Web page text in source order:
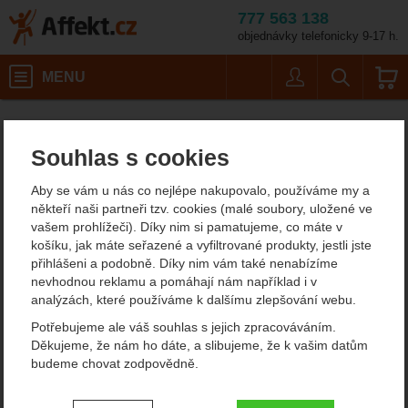
Souhlas s cookies
Aby se vám u nás co nejlépe nakupovalo, používáme my a
někteří naši partneři tzv. cookies (malé soubory, uložené ve
vašem prohlížeči). Díky nim si pamatujeme, co máte v
košíku, jak máte seřazené a vyfiltrované produkty, jestli jste
přihlášeni a podobně. Díky nim vám také nenabízíme
nevhodnou reklamu a pomáhají nám například i v
analýzách, které používáme k dalšímu zlepšování webu.
Potřebujeme ale váš souhlas s jejich zpracováváním.
Děkujeme, že nám ho dáte, a slibujeme, že k vašim datům
budeme chovat zodpovědně.
Nastavení souhlasů s kategoriemi
777 563 138
objednávky telefonicky 9-17 h.
MENU
Velikost: 8 / Barvy: black
Leki Force 3D
Fotografie